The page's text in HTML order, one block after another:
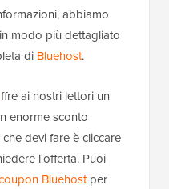
abbiamo
modo più dettagliato
di Bluehost.
ai nostri lettori un
enorme sconto
devi fare è cliccare
l'offerta. Puoi
Bluehostper